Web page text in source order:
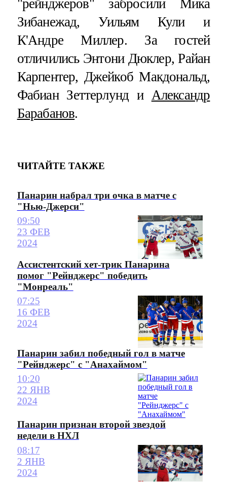
"рейнджеров" забросили Мика
Зибанежад, Уильям Кули и
К'Андре Миллер. За гостей
отличились Энтони Дюклер, Райан
Карпентер, Джейкоб Макдональд,
Фабиан Зеттерлунд и Александр
Барабанов.
ЧИТАЙТЕ ТАКЖЕ
Панарин набрал три очка в матче с
"Нью-Джерси"
09:50
23 ФЕВ
2024
Ассистентский хет-трик Панарина
помог "Рейнджерс" победить
"Монреаль"
07:25
16 ФЕВ
2024
Панарин забил победный гол в матче
"Рейнджерс" с "Анахаймом"
10:20
22 ЯНВ
2024
Панарин признан второй звездой
недели в НХЛ
08:17
2 ЯНВ
2024